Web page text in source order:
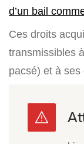
d’un bail
Ces droits
transmissibles
pacsé) et à ses